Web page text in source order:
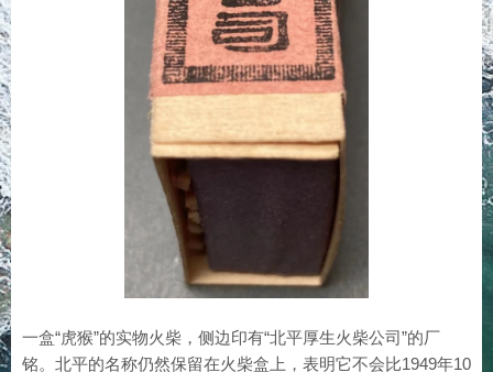
一盒“虎猴”的实物火柴，侧边印有“北平厚生火柴公司”的厂
铭。北平的名称仍然保留在火柴盒上，表明它不会比1949年10